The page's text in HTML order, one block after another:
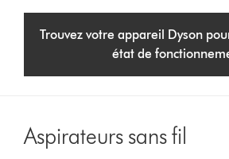
Trouvez votre appareil Dyson
état de
Aspirateurs sans fil